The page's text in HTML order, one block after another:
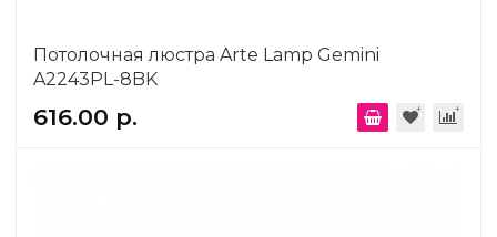
Потолочная люстра Arte Lamp Gemini
A2243PL-8BK
616.00 р.